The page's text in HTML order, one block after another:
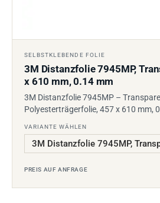
SELBSTKLEBENDE FOLIE
3M Distanzfolie 7945MP,
x 610 mm, 0.14 mm
3M Distanzfolie 7945MP –
Polyesterträgerfolie, 457 x 610 mm,
VARIANTE WÄHLEN
PREIS AUF ANFRAGE